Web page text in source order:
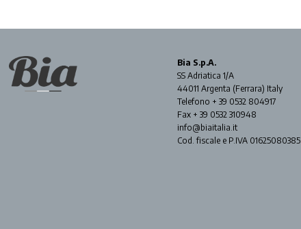
Bia S.p.A.
SS Adriatica 1/A
44011 Argenta (Ferrara) Italy
Telefono + 39 0532 804917
Fax + 39 0532 310948
info@biaitalia.it
Cod. fiscale e P.IVA 01625080385